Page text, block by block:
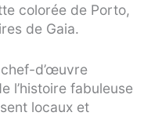
colorée de Porto,
de Gaia.
chef-d’œuvre
l’histoire fabuleuse
locaux et